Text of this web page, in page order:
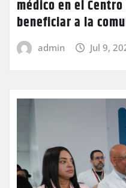
médico en el Centro
beneficiar a la
admin Jul 9,